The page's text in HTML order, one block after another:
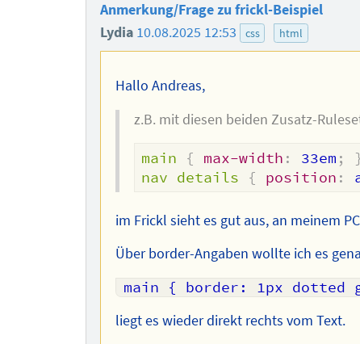
Anmerkung/Frage zu frickl-Beispiel
Lydia 10.08.2025 12:53 css html
Hallo Andreas,
z.B. mit diesen beiden Zusatz-
main { max-width : 33em ;
nav details
{ position :
im Frickl sieht es gut aus, an meinem
Über border-Angaben wollte ich es
main { border: 1px dotted
liegt es wieder direkt rechts vom Text.